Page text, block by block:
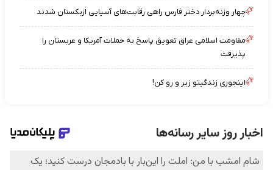
چهار وزنه‌بردار دختر فارس راهی رقابت‌های آسیایی ازبکستان شدند
مقاومت اسلامی عراق تعویق پاسخ به حملات آمریکا و عربستان را
پذیرفت
اینجوری زندگیتو زیر و رو کن!